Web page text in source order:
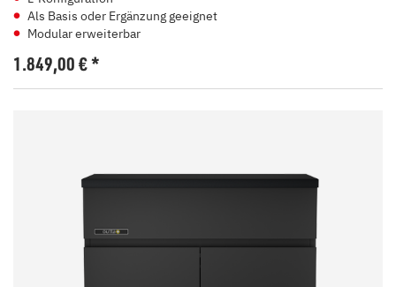
Als Basis oder Ergänzung geeignet
Modular erweiterbar
1.849,00€*